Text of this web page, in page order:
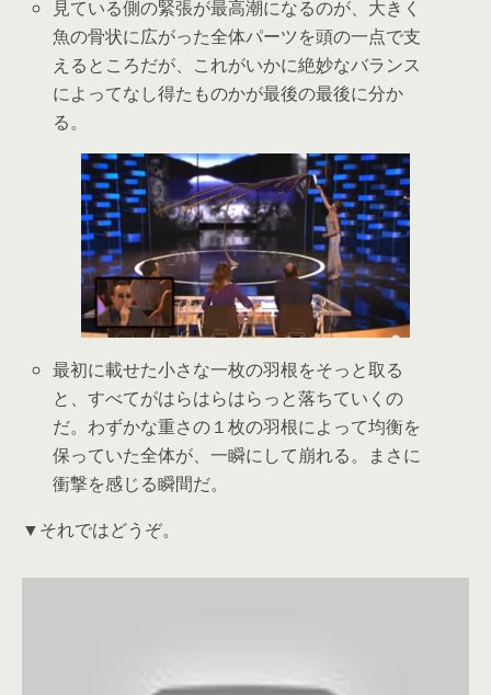
見ている側の緊張が最高潮になるのが、大きく
魚の骨状に広がった全体パーツを頭の一点で支
えるところだが、これがいかに絶妙なバランス
によってなし得たものかが最後の最後に分か
る。
最初に載せた小さな一枚の羽根をそっと取る
と、すべてがはらはらはらっと落ちていくの
だ。わずかな重さの１枚の羽根によって均衡を
保っていた全体が、一瞬にして崩れる。まさに
衝撃を感じる瞬間だ。
▼それではどうぞ。